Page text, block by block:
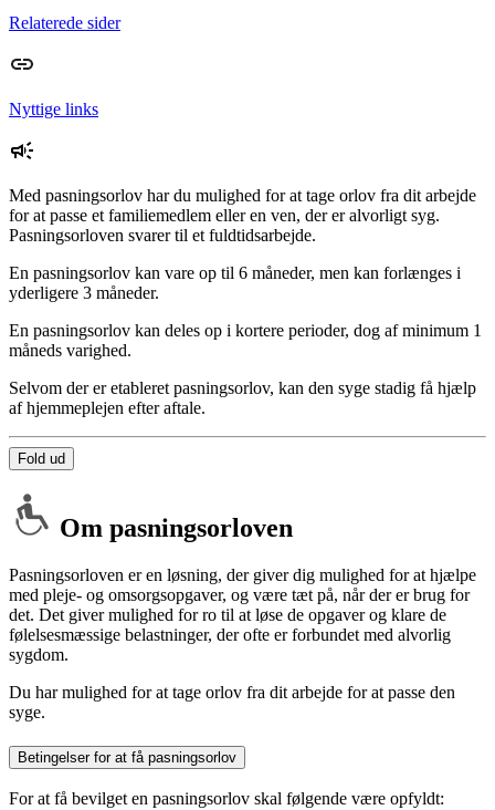
Relaterede sider
Nyttige links
Med pasningsorlov har du mulighed for at tage orlov fra dit arbejde
for at passe et familiemedlem eller en ven, der er alvorligt syg.
Pasningsorloven svarer til et fuldtidsarbejde.
En pasningsorlov kan vare op til 6 måneder, men kan forlænges i
yderligere 3 måneder.
En pasningsorlov kan deles op i kortere perioder, dog af minimum 1
måneds varighed.
Selvom der er etableret pasningsorlov, kan den syge stadig få hjælp
af hjemmeplejen efter aftale.
Fold ud
Om pasningsorloven
Pasningsorloven er en løsning, der giver dig mulighed for at hjælpe
med pleje- og omsorgsopgaver, og være tæt på, når der er brug for
det. Det giver mulighed for ro til at løse de opgaver og klare de
følelsesmæssige belastninger, der ofte er forbundet med alvorlig
sygdom.
Du har mulighed for at tage orlov fra dit arbejde for at passe den
syge.
Betingelser for at få pasningsorlov
For at få bevilget en pasningsorlov skal følgende være opfyldt: